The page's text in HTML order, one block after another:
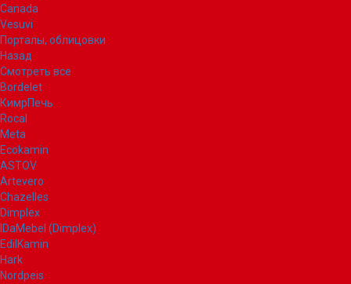
Canada
Vesuvi
Порталы, облицовки
Назад
Смотреть все
Bordelet
КимрПечь
Rocal
Meta
Ecokamin
ASTOV
Artevero
Chazelles
Dimplex
IDaMebel (Dimplex)
EdilKamin
Hark
Nordpeis